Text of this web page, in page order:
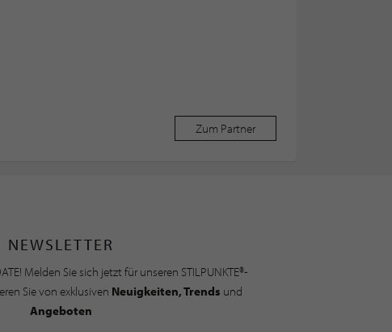
Zum Partner
NEWSLETTER
Melden Sie sich jetzt für unseren STILPUNKTE®-
Sie von exklusiven Neuigkeiten, Trends und
Angeboten